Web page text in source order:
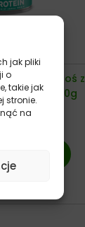
jak pliki
o
takie jak
stronie.
na
Łosoś z
dla psa 400g